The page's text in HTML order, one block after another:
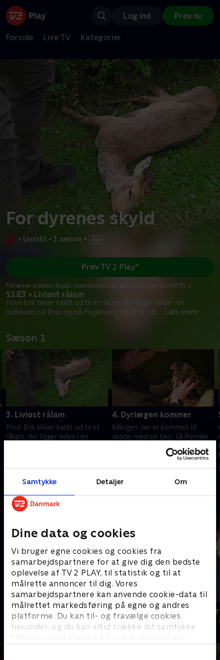
Samtykke Detaljer Om
Dine data og cookies
Vi bruger egne cookies og cookies fra
samarbejdspartnere for at give dig den bedste
oplevelse af TV 2 PLAY, til statistik og til at
målrette annoncer til dig. Vores
samarbejdspartnere kan anvende cookie-data til
målrettet markedsføring på egne og andres
platforme. Du kan til- og fravælge cookies
herunder, og du kan altid trække dit samtykke
tilbage ved at klikke på ’Cookie-indstillinger’ i
Log ind Prøv nu
Forside Live TV Kategorier
For dyrenes skyld
• Livsstil • 1 sæson •
S1:E3 • Livløst rålam
Poul-Erik bliver kaldt ud til et rålam, der ligger livløs i en
indkørsel på Enø, og på Fuglebjerg Internat får... Læs mere
Prøv TV 2 Play*
*Kræver pakken Basis. Administrer dit abonnement på Mit TV 2.
Sæson 1
3. Livløst rålam
Poul-Erik bliver kaldt ud til et
rålam, der ligger livløs i en
23. september 2025 • 8 min
4. Dyrlægen kommer
Killingen Jan er kommet til
skade med sit ben, så Pernille
dyrlægen. Makkerparret Mette
30. september 2025 • 9 min
Andre så også
Hund søger hjem
Livsstil • 1 sæsoner
Jul på
2020 • Livsstil •